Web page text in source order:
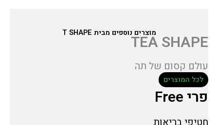
מוצרים נוספים מבית T SHAPETEA SHAPE
עולם קסום של תה
לכל המוצרים
פרי Free